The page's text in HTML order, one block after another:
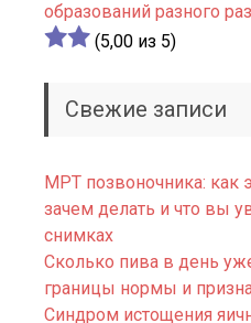
образований разного
(5,00 из 5)
Свежие записи
МРТ позвоночника: как
зачем делать и что вы
снимках
Сколько пива в день
границы нормы и
Синдром истощения